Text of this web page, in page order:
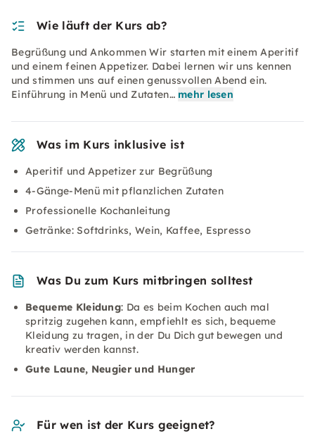
Wie läuft der Kurs ab?
Begrüßung und Ankommen Wir starten mit einem Aperitif
und einem feinen Appetizer. Dabei lernen wir uns kennen
und stimmen uns auf einen genussvollen Abend ein.
Einführung in Menü und Zutaten… mehr lesen
Was im Kurs inklusive ist
Aperitif und Appetizer zur Begrüßung
4-Gänge-Menü mit pflanzlichen Zutaten
Professionelle Kochanleitung
Getränke: Softdrinks, Wein, Kaffee, Espresso
Was Du zum Kurs mitbringen solltest
Bequeme Kleidung: Da es beim Kochen auch mal
spritzig zugehen kann, empfiehlt es sich, bequeme
Kleidung zu tragen, in der Du Dich gut bewegen und
kreativ werden kannst.
Gute Laune, Neugier und Hunger
Für wen ist der Kurs geeignet?